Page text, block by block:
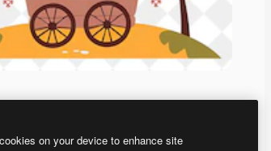
成できます。on your device to enhance site